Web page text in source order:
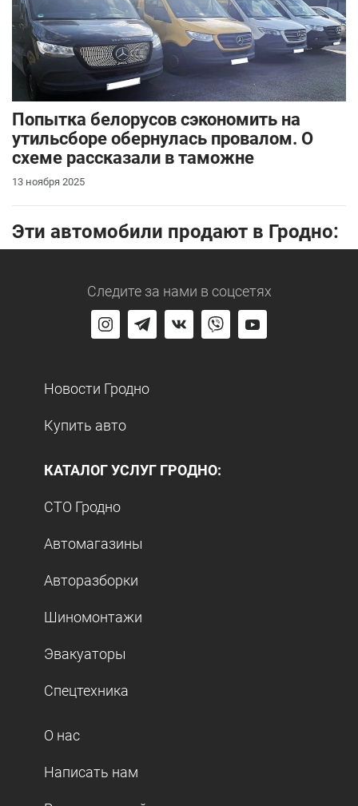
Попытка белорусов сэкономить на
утильсборе обернулась провалом. О
схеме рассказали в таможне
13 ноября 2025
Эти автомобили продают в Гродно:
Следите за нами в соцсетях
Новости Гродно
Купить авто
КАТАЛОГ УСЛУГ ГРОДНО:
СТО Гродно
Автомагазины
Авторазборки
Шиномонтажи
Эвакуаторы
Спецтехника
О нас
Написать нам